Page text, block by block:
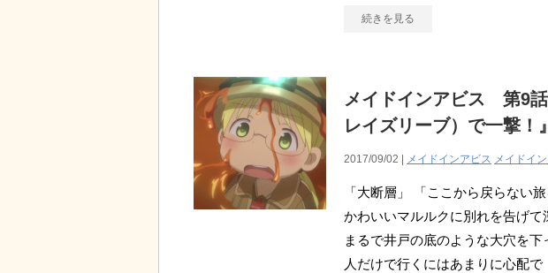
続きを見る
メイドインアビス 第9
レイズリーブ）で一撃！
2017/09/02 | メイドインアビス メイドイ
「大断層」 「ここから戻らない
かわいいマルルクに別れを告げて
まるで井戸の底のような大穴を
人だけで行くにはあまりに心配で